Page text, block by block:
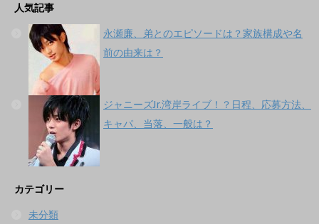
人気記事
永瀬廉、弟とのエピソードは？家族構成や名
前の由来は？
ジャニーズJr.湾岸ライブ！？日程、応募方法、
キャパ、当落、一般は？
カテゴリー
未分類